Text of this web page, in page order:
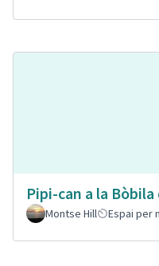
Pipi-can a la
Montse Hill
Espai per